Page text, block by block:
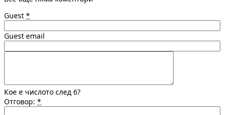
Guest *
Guest email
Кое е числото след 6?
Отговор: *